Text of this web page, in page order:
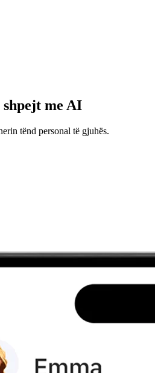
me AI
tënd personal të gjuhës.